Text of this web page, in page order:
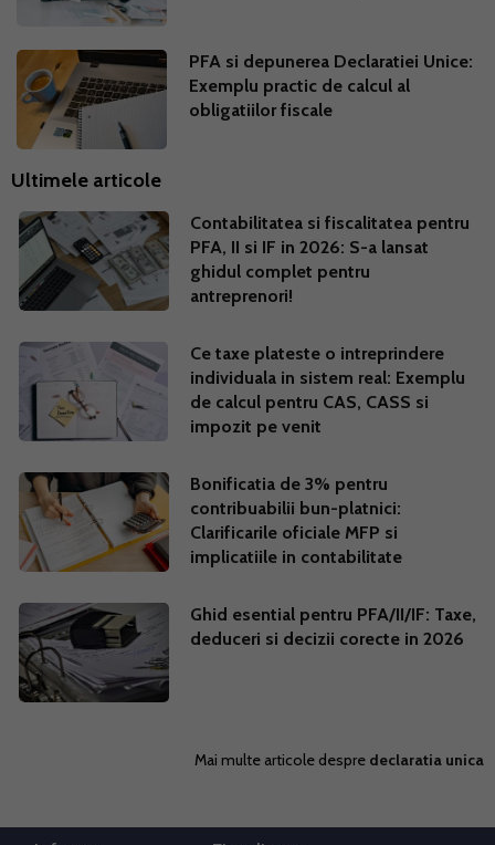
PFA si depunerea Declaratiei Unice:
Exemplu practic de calcul al
obligatiilor fiscale
Ultimele articole
Contabilitatea si fiscalitatea pentru
PFA, II si IF in 2026: S-a lansat
ghidul complet pentru
antreprenori!
Ce taxe plateste o intreprindere
individuala in sistem real: Exemplu
de calcul pentru CAS, CASS si
impozit pe venit
Bonificatia de 3% pentru
contribuabilii bun-platnici:
Clarificarile oficiale MFP si
implicatiile in contabilitate
Ghid esential pentru PFA/II/IF: Taxe,
deduceri si decizii corecte in 2026
Mai multe articole despre declaratia unica